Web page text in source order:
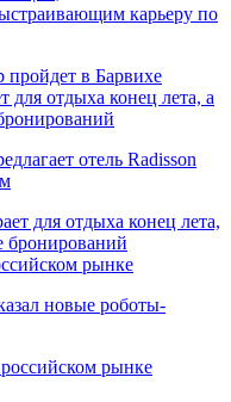
карьеру по
отдыха конец лета, а
отель Radisson
рынке
новые роботы-